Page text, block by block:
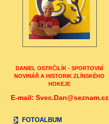
DANIEL OSTRČILÍK - SPORTOVNÍ
NOVINÁŘ A HISTORIK ZLÍNSKÉHO
HOKEJE
E-mail: Svec.Dan@seznam.cz
FOTOALBUM